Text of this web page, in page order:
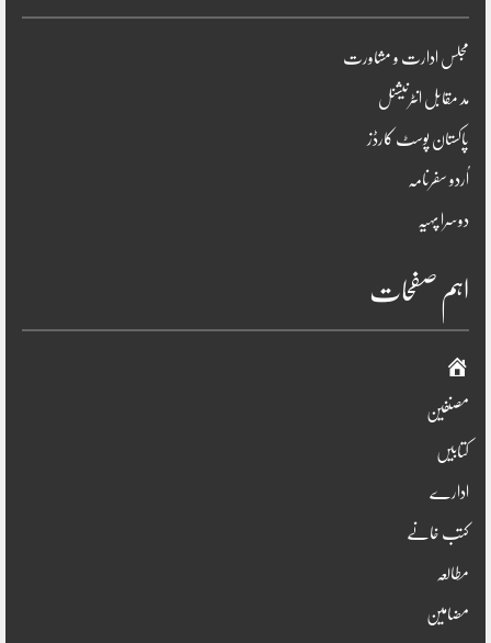
مجلس ادارت و مشاورت
مد مقابل انٹرنیشنل
پاکستان پوسٹ کارڈز
اُردو سفرنامہ
دوسرا پہیہ
اہم صفحات
صفحہ
اوّل
مصنفین
کتابیں
ادارے
کتب خانے
مطالعہ
مضامین